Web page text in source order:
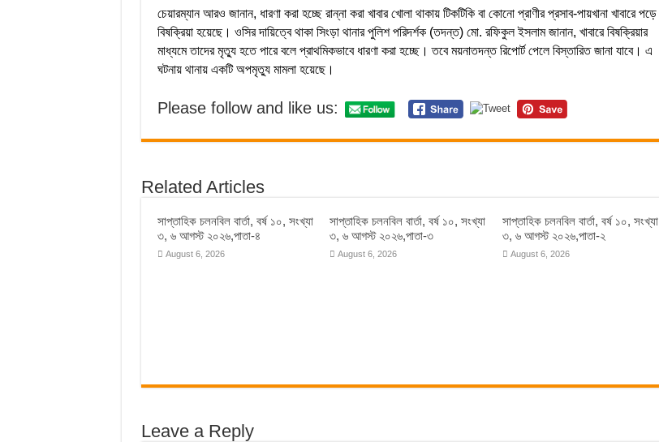
চেয়ারম্যান আরও জানান, ধারণা করা হচ্ছে রান্না করা খাবার খোলা থাকায় টিকটিকি বা কোনো প্রাণীর প্রসাব-পায়খানা খাবারে পড়ে
বিষক্রিয়া হয়েছে। ওসির দায়িত্বে থাকা সিংড়া থানার পুলিশ পরিদর্শক (তদন্ত) মো. রফিকুল ইসলাম জানান, খাবারে বিষক্রিয়ার
মাধ্যমে তাদের মৃত্যু হতে পারে বলে প্রাথমিকভাবে ধারণা করা হচ্ছে। তবে ময়নাতদন্ত রিপোর্ট পেলে বিস্তারিত জানা যাবে। এ
ঘটনায় থানায় একটি অপমৃত্যু মামলা হয়েছে।
Please follow and like us:
Related Articles
সাপ্তাহিক চলনবিল বার্তা, বর্ষ ১০, সংখ্যা
৩, ৬ আগস্ট ২০২৬,পাতা-৪
August 6, 2026
সাপ্তাহিক চলনবিল বার্তা, বর্ষ ১০, সংখ্যা
৩, ৬ আগস্ট ২০২৬,পাতা-৩
August 6, 2026
সাপ্তাহিক চলনবিল বার্তা, বর্ষ ১০, সংখ্যা
৩, ৬ আগস্ট ২০২৬,পাতা-২
August 6, 2026
Leave a Reply